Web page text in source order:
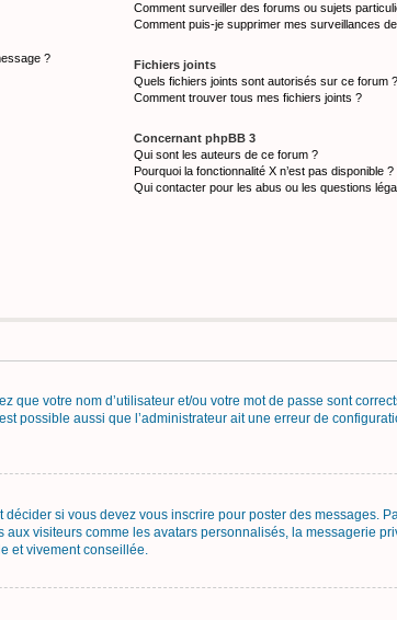
?
Comment surveiller des forums ou sujets
Comment puis-je supprimer mes surveillances
Fichiers joints
Quels fichiers joints sont autorisés sur ce forum ?
Comment trouver tous mes fichiers joints ?
Concernant phpBB 3
Qui sont les auteurs de ce forum ?
Pourquoi la fonctionnalité X n’est pas disponible ?
Qui contacter pour les abus ou les questions
que votre nom d’utilisateur et/ou votre mot de passe sont
possible aussi que l’administrateur ait une erreur de
si vous devez vous inscrire pour poster des messages.
visiteurs comme les avatars personnalisés, la messagerie
et vivement conseillée.